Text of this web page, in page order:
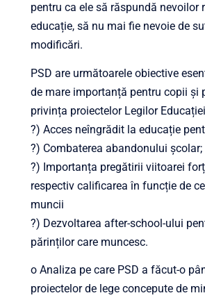
pentru ca ele să răspundă nevoilor
educație, să nu mai fie nevoie de
modificări.
PSD are următoarele obiective
de mare importanță pentru copii și
privința proiectelor Legilor
?) Acces neîngrădit la educație
?) Combaterea abandonului școlar;
?) Importanța pregătirii viitoarei
respectiv calificarea în funcție de
muncii
?) Dezvoltarea after-school-ului
părinților care muncesc.
o Analiza pe care PSD a făcut-o
proiectelor de lege concepute de